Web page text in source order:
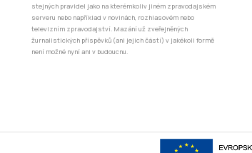
stejných pravidel jako na kterémkoliv jiném zpravodajském
serveru nebo například v novinách, rozhlasovém nebo
televizním zpravodajství. Mazání už zveřejněných
žurnalistických příspěvků (ani jejich částí) v jakékoli formě
není možné nyní ani v budoucnu.